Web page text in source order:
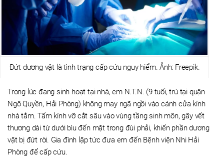
Đứt dương vật là tình trạng cấp cứu nguy hiểm. Ảnh: Freepik.
Trong lúc đang sinh hoạt tại nhà, em N.T.N. (9 tuổi, trú tại quận
Ngô Quyền, Hải Phòng) không may ngã ngồi vào cánh cửa kính
nhà tắm. Tấm kính vỡ cắt sâu vào vùng tầng sinh môn, gây vết
thương dài từ dưới bìu đến mặt trong đùi phải, khiến phần dương
vật bị đứt rời. Gia đình lập tức đưa em đến Bệnh viện Nhi Hải
Phòng để cấp cứu.